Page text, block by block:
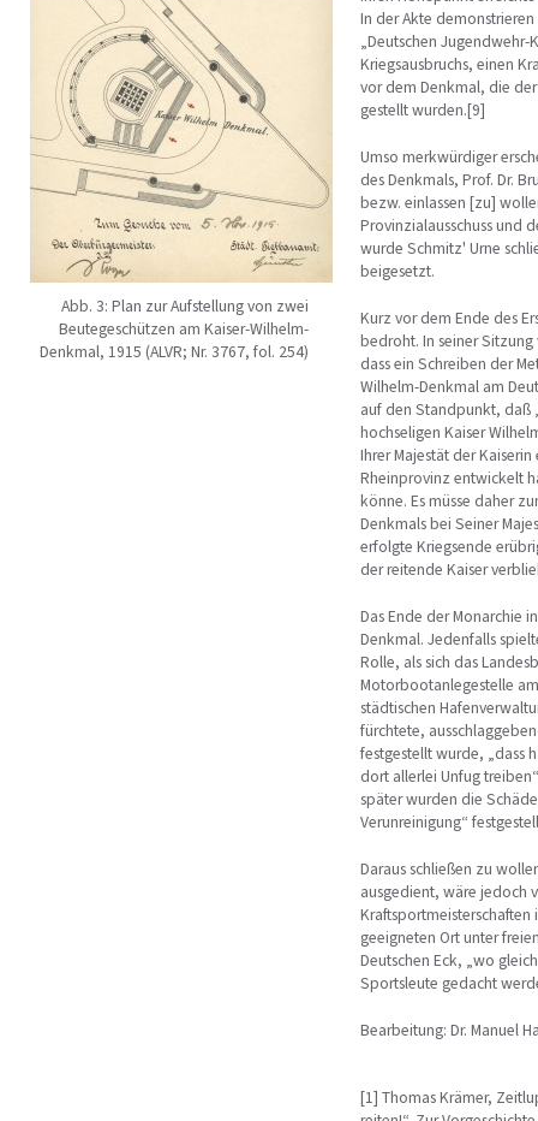
Abb. 3: Plan zur Aufstellung von zwei
Beutegeschützen am Kaiser-Wilhelm-
Denkmal, 1915 (ALVR; Nr. 3767, fol. 254)
In der Akte
„Deutschen
Kriegsausbruchs, einen
vor dem Denkmal, die
gestellt wurden.[9]
Umso merkwürdiger
des Denkmals, Prof. Dr.
bezw. einlassen [zu]
Provinzialausschuss und
wurde Schmitz' Urne
beigesetzt.
Kurz vor dem Ende des
bedroht. In seiner
dass ein Schreiben der
Wilhelm-Denkmal am
auf den Standpunkt, daß
hochseligen Kaiser
Ihrer Majestät der
Rheinprovinz entwickelt
könne. Es müsse daher
Denkmals bei Seiner
erfolgte Kriegsende
der reitende Kaiser
Das Ende der Monarchie
Denkmal. Jedenfalls
Rolle, als sich das
Motorbootanlegestelle
städtischen
fürchtete,
festgestellt wurde, „dass
dort allerlei Unfug
später wurden die
Verunreinigung“
Daraus schließen zu
ausgedient, wäre jedoch
geeigneten Ort unter
Deutschen Eck, „wo
Sportsleute gedacht
Bearbeitung: Dr. Manuel
[1] Thomas Krämer,